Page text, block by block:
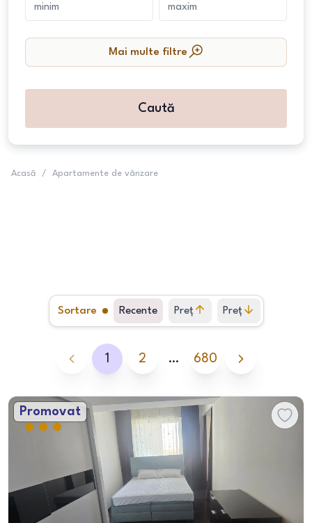
Mai multe filtre
Caută
Acasă / Apartamente de vânzare
Sortare Recente Preț
crescător
Preț
descrescător
1 2 … 680
Promovat